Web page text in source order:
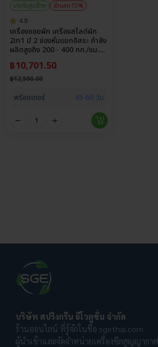
ประกันศูนย์ไทย
ส่วนลด 15%
4.8
เครื่องซอยผัก เครื่องสไลด์ผัก
2in1 มี 2 ช่องหั่นแยกอิสระ กำลัง
ผลิตสูงถึง 200 - 400 กก./ชม.
฿10,701.50
฿12,590.00
พรีออเดอร์ 45-60 วัน
บริษัท สปริงกรีน อีโวลูชั่น จำกัด
ร้านออนไลน์ ที่รู้จักในชื่อ sgethai.com
ผู้นำเข้าและจัดจำหน่ายเครื่องซีลสูญญากาศ